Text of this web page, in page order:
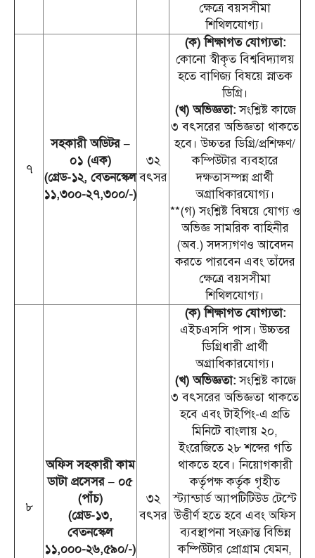
ক্ষেত্রে বয়সসীমা
শিথিলযোগ্য।
৭
সহকারী অডিটর –
০১ (এক)
(গ্রেড-১২, বেতনস্কেল
১১,৩০০-২৭,৩০০/-)
৩২
বৎসর
(ক) শিক্ষাগত যোগ্যতা:
কোনো স্বীকৃত বিশ্ববিদ্যালয়
হতে বাণিজ্য বিষয়ে স্নাতক
ডিগ্রি।
(খ) অভিজ্ঞতা:সংশ্লিষ্ট কাজে
৩ বৎসরের অভিজ্ঞতা থাকতে
হবে। উচ্চতর ডিগ্রি/প্রশিক্ষণ/
কম্পিউটার ব্যবহারে
দক্ষতাসম্পন্ন প্রার্থী
অগ্রাধিকারযোগ্য।
**(গ) সংশ্লিষ্ট বিষয়ে যোগ্য ও
অভিজ্ঞ সামরিক বাহিনীর
(অব.) সদস্যগণও আবেদন
করতে পারবেন এবং তাঁদের
ক্ষেত্রে বয়সসীমা
শিথিলযোগ্য।
৮
অফিস সহকারী কাম
ডাটা প্রসেসর – ০৫
(পাঁচ)
(গ্রেড-১৩,
বেতনস্কেল
১১,০০০-২৬,৫৯০/-)
৩২
বৎসর
(ক) শিক্ষাগত যোগ্যতা:
এইচএসসি পাস। উচ্চতর
ডিগ্রিধারী প্রার্থী
অগ্রাধিকারযোগ্য।
(খ) অভিজ্ঞতা:সংশ্লিষ্ট কাজে
৩ বৎসরের অভিজ্ঞতা থাকতে
হবে এবং টাইপিং-এ প্রতি
মিনিটে বাংলায় ২০,
ইংরেজিতে ২৮ শব্দের গতি
থাকতে হবে। নিয়োগকারী
কর্তৃপক্ষ কর্তৃক গৃহীত
স্ট্যান্ডার্ড অ্যাপটিটিউড টেস্টে
উত্তীর্ণ হতে হবে এবং অফিস
ব্যবস্থাপনা সংক্রান্ত বিভিন্ন
কম্পিউটার প্রোগ্রাম যেমন,